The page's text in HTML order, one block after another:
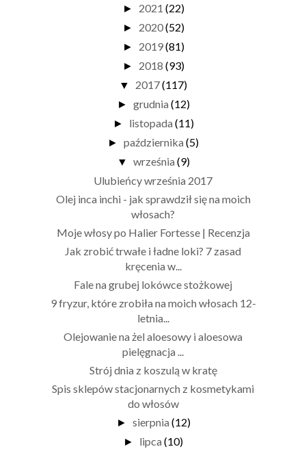
► 2021 (22)
► 2020(52)
► 2019(81)
► 2018 (93)
▼ 2017(117)
► grudnia (12)
► listopada (11)
► października (5)
▼ września (9)
Ulubieńcy września 2017
Olej inca inchi - jak sprawdził się na moich
włosach?
Moje włosy po Halier Fortesse | Recenzja
Jak zrobić trwałe i ładne loki? 7 zasad
kręcenia w...
Fale na grubej lokówce stożkowej
9 fryzur, które zrobiła na moich włosach 12-
letnia...
Olejowanie na żel aloesowy i aloesowa
pielęgnacja ...
Strój dnia z koszulą w kratę
Spis sklepów stacjonarnych z kosmetykami
do włosów
► sierpnia (12)
► lipca (10)